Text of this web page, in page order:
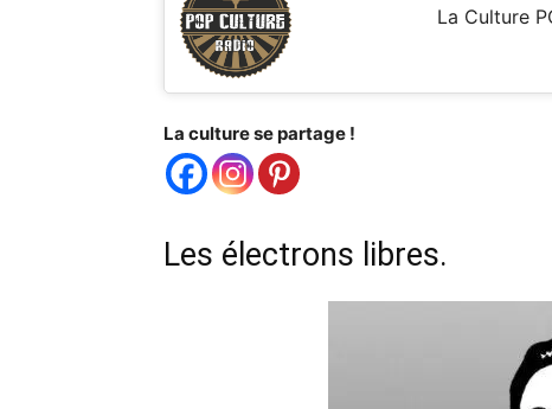
La Culture
La culture se partage !
Les électrons libres.